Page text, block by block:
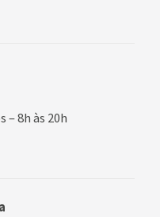
–8h às 20h